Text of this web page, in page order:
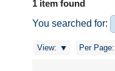
1 item found
You searched for:
View: Per Page: